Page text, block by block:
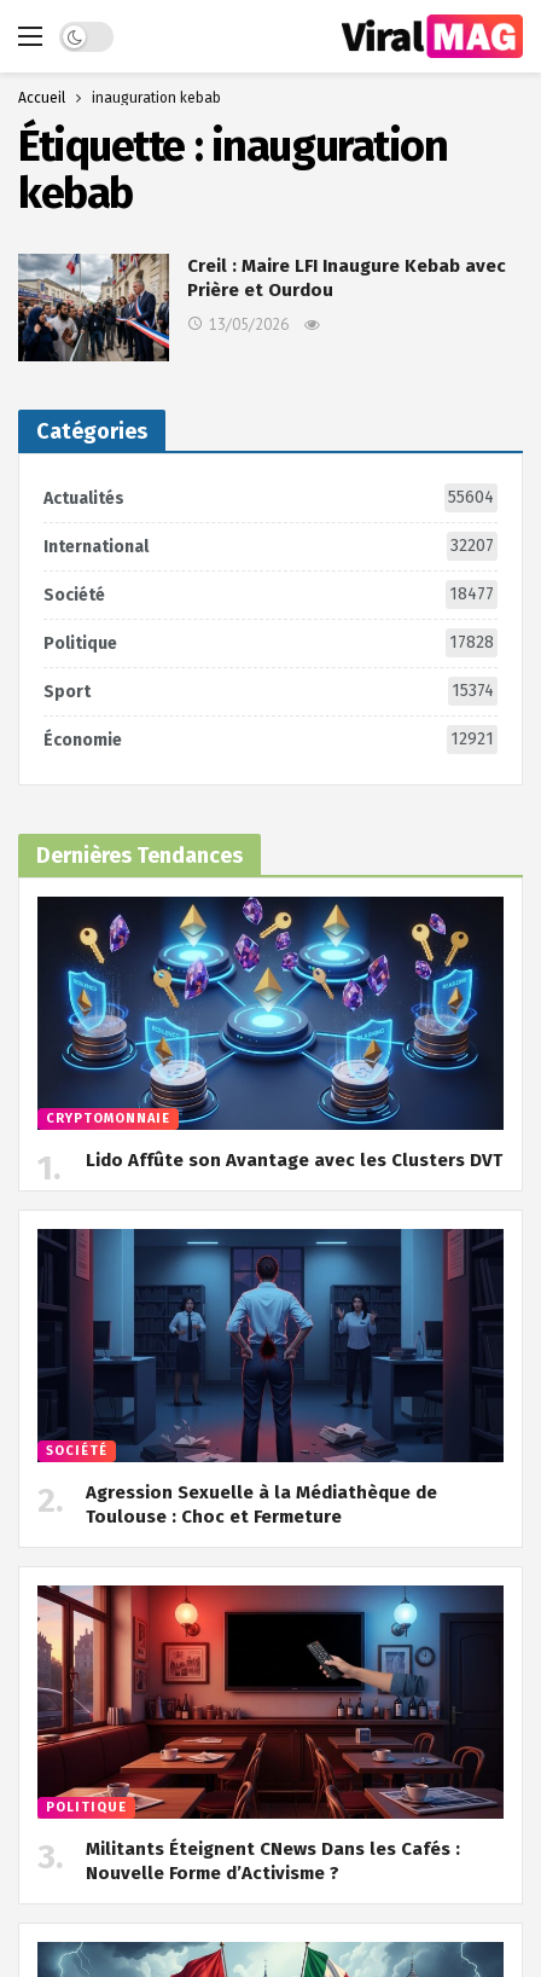
Dark mode
Accueil inauguration kebab
Étiquette : inauguration
kebab
Creil : Maire LFI Inaugure Kebab avec
Prière et Ourdou
13/05/2026
Catégories
Actualités 55604
International 32207
Société 18477
Politique 17828
Sport 15374
Économie 12921
Dernières Tendances
CRYPTOMONNAIE
Lido Affûte son Avantage avec les Clusters DVT
SOCIÉTÉ
Agression Sexuelle à la Médiathèque de
Toulouse : Choc et Fermeture
POLITIQUE
Militants Éteignent CNews Dans les Cafés :
Nouvelle Forme d’Activisme ?